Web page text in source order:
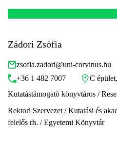
Zádori Zsófia
zsofia.zadori@uni-corvinus.hu
+36 1 482 7007
C
Kutatástámogató könyvtáros /
Rektori Szervezet / Kutatási és
felelős rh. / Egyetemi Könyvtár